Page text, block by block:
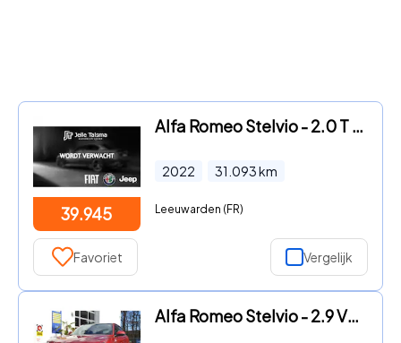
39.945
Alfa Romeo Stelvio - 2.0 T AWD Ti 19'' Lm velgen | Apple/Android Carplay
2022 31.093km
Leeuwarden (FR)
Favoriet Vergelijk
Alfa Romeo Stelvio - 2.9 V6 AWD QUADRIFOGLIO